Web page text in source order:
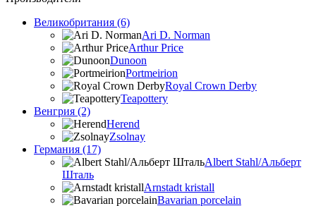
Великобритания (6)
Ari D. Norman
Arthur Price
Dunoon
Portmeirion
Royal Crown Derby
Teapottery
Венгрия (2)
Herend
Zsolnay
Германия (17)
Albert Stahl/Альбеpт
Шталь
Arnstadt kristall
Bavarian porcelain